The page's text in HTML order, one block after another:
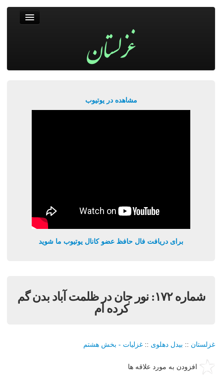
مشاهده در یوتیوب
برای دریافت فال حافظ عضو کانال یوتیوب ما شوید
شماره ١٧٢: نور جان در ظلمت آباد بدن گم
کرده ام
غزلستان :: بيدل دهلوی :: غزليات - بخش هشتم
افزودن به مورد علاقه ها